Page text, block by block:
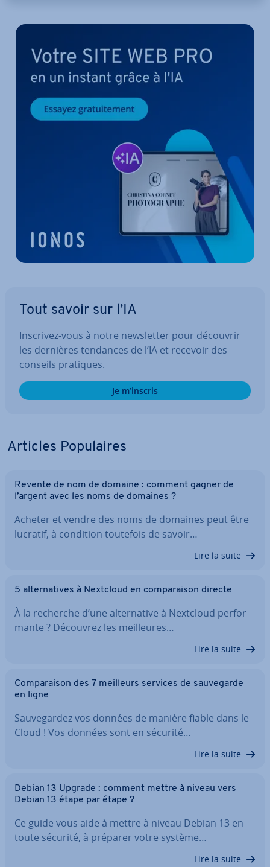
Tout savoir sur l’IA
Inscrivez-vous à notre news­let­ter pour découvrir
les dernières tendances de l’IA et recevoir des
conseils pratiques.
Je m’inscris
Articles Po­pu­laires
Revente de nom de domaine : comment gagner de
l’argent avec les noms de domaines ?
Acheter et vendre des noms de domaines peut être
lucratif, à condition toutefois de savoir…
Lire la suite
5 al­ter­na­tives à Nextcloud en com­pa­rai­son directe
À la recherche d’une al­ter­na­tive à Nextcloud per­for­
mante ? Découvrez les meil­leures…
Lire la suite
Com­pa­rai­son des 7 meilleurs services de sau­ve­garde
en ligne
Sau­ve­gar­dez vos données de manière fiable dans le
Cloud ! Vos données sont en sécurité…
Lire la suite
Debian 13 Upgrade : comment mettre à niveau vers
Debian 13 étape par étape ?
Ce guide vous aide à mettre à niveau Debian 13 en
toute sécurité, à préparer votre système…
Lire la suite